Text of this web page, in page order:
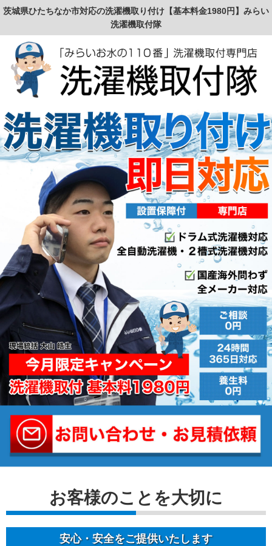
茨城県ひたちなか市対応の洗濯機取り付け【基本料金1980円】みらい
洗濯機取付隊
お客様のことを⼤切に
安⼼・安全をご提供いたします